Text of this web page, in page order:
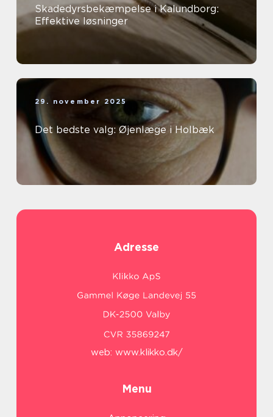
Skadedyrsbekæmpelse i Kalundborg:
Effektive løsninger
29. november 2025
Det bedste valg: Øjenlæge i Holbæk
Adresse
web: www.klikko.dk/
Menu